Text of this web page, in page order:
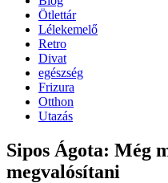
Ötlettár
Lélekemelő
Retro
Divat
egészség
Frizura
Otthon
Utazás
Sipos Ágota: Még
megvalósítani